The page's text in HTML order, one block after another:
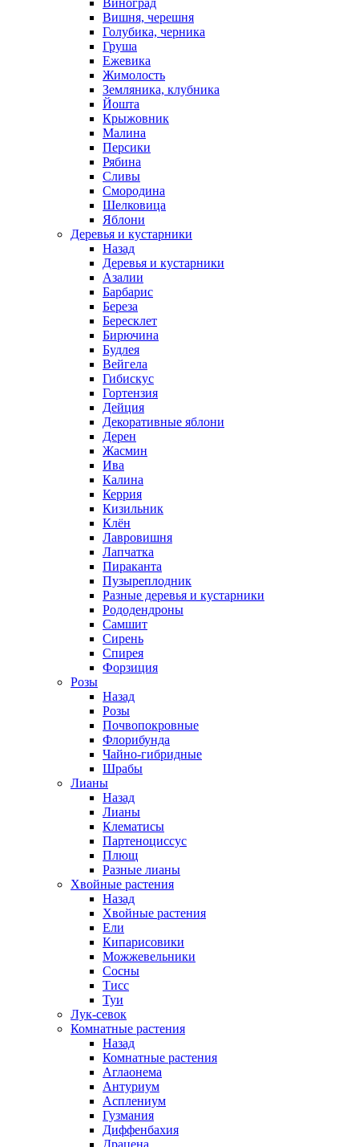
Виноград
Вишня, черешня
Голубика, черника
Груша
Ежевика
Жимолость
Земляника, клубника
Йошта
Крыжовник
Малина
Персики
Рябина
Сливы
Смородина
Шелковица
Яблони
Деревья и кустарники
Назад
Деревья и кустарники
Азалии
Барбарис
Береза
Бересклет
Бирючина
Будлея
Вейгела
Гибискус
Гортензия
Дейция
Декоративные яблони
Дерен
Жасмин
Ива
Калина
Керрия
Кизильник
Клён
Лавровишня
Лапчатка
Пираканта
Пузыреплодник
Разные деревья и кустарники
Рододендроны
Самшит
Сирень
Спирея
Форзиция
Розы
Назад
Розы
Почвопокровные
Флорибунда
Чайно-гибридные
Шрабы
Лианы
Назад
Лианы
Клематисы
Партеноциссус
Плющ
Разные лианы
Хвойные растения
Назад
Хвойные растения
Ели
Кипарисовики
Можжевельники
Сосны
Тисс
Туи
Лук-севок
Комнатные растения
Назад
Комнатные растения
Аглаонема
Антуриум
Асплениум
Гузмания
Диффенбахия
Драцена